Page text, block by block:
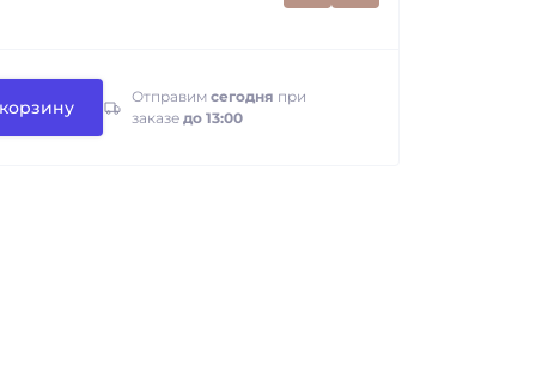
Отправим сегодня при
заказе до 13:00